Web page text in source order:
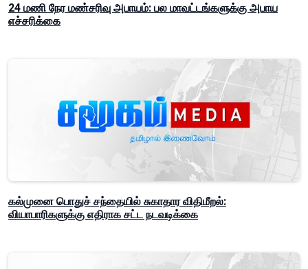
24 மணி நேர மண்சரிவு அபாயம்: பல மாவட்டங்களுக்கு அபாய
எச்சரிக்கை
கல்முனை பொதுச் சந்தையில் சுகாதார விதிமீறல்:
வியாபாரிகளுக்கு எதிராக சட்ட நடவடிக்கை